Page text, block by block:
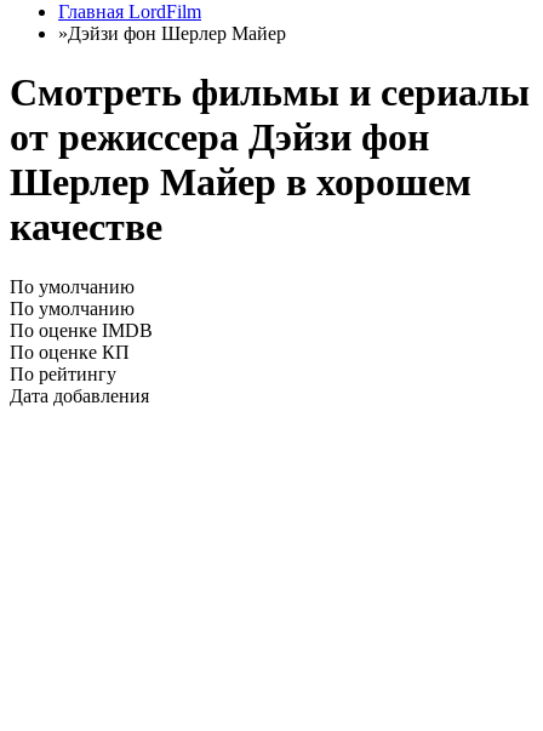
Главная LordFilm
»Дэйзи фон Шерлер Майер
Смотреть фильмы и сериалы
от режиссера Дэйзи фон
Шерлер Майер в хорошем
качестве
По умолчанию
По умолчанию
По оценке IMDB
По оценке КП
По рейтингу
Дата добавления